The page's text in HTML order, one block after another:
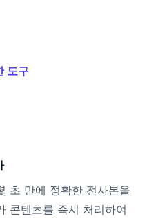
도구
초 만에 정확한 전사본을
콘텐츠를 즉시 처리하여